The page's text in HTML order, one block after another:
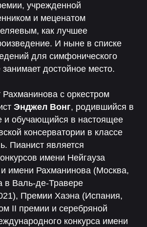
учрежденной
и меценатом
как лучшее
И ныне в списке
для симфонического
занимает достойное место.
Рахманинова с оркестром
Энджел Вонг, родившийся в
и обучающийся в настоящее
консерватории в классе
Пианист является
имени Нейгауза
имени Рахманинова (Москва,
в Валь-де-Травере
Премии Хаэна (Испания,
II премии и серебряной
конкурса имени